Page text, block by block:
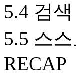
5.4 검
5.5 스
RECAP